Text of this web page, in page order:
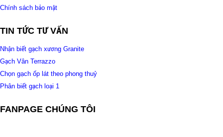
Chính sách bảo mật
TIN TỨC TƯ VẤN
Nhận biết gạch xương Granite
Gạch Vân Terrazzo
Chọn gạch ốp lát theo phong thuỷ
Phân biết gạch loại 1
FANPAGE CHÚNG TÔI